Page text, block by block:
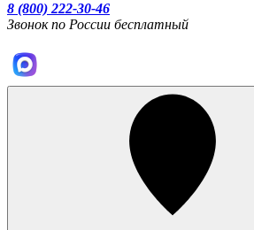
8 (800) 222-30-46
Звонок по России бесплатный